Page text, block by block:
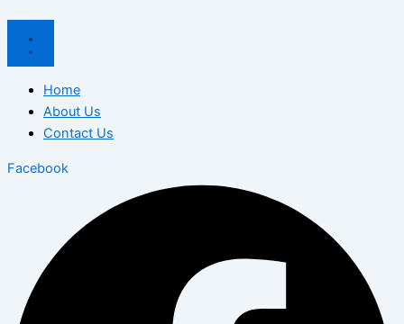
Home
About Us
Contact Us
Facebook